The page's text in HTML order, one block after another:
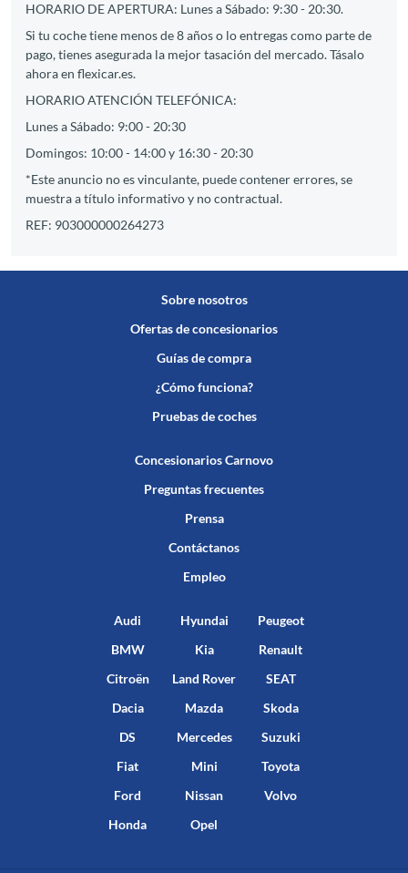
HORARIO DE APERTURA: Lunes a Sábado: 9:30 - 20:30.
Si tu coche tiene menos de 8 años o lo entregas como parte de
pago, tienes asegurada la mejor tasación del mercado. Tásalo
ahora en flexicar.es.
HORARIO ATENCIÓN TELEFÓNICA:
Lunes a Sábado: 9:00 - 20:30
Domingos: 10:00 - 14:00 y 16:30 - 20:30
*Este anuncio no es vinculante, puede contener errores, se
muestra a título informativo y no contractual.
REF: 903000000264273
Sobre nosotros
Ofertas de concesionarios
Guías de compra
¿Cómo funciona?
Pruebas de coches
Concesionarios Carnovo
Preguntas frecuentes
Prensa
Contáctanos
Empleo
Audi
BMW
Citroën
Dacia
DS
Fiat
Ford
Honda
Hyundai
Kia
Land Rover
Mazda
Mercedes
Mini
Nissan
Opel
Peugeot
Renault
SEAT
Skoda
Suzuki
Toyota
Volvo